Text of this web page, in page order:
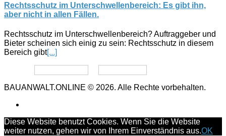
Rechtsschutz im Unterschwellenbereich: Es gibt ihn,
aber nicht in allen Fällen.
Rechtsschutz im Unterschwellenbereich? Auftraggeber und
Bieter scheinen sich einig zu sein: Rechtsschutz in diesem
Bereich gibt[...]
BAUANWALT.ONLINE © 2026. Alle Rechte vorbehalten.
Diese Website benutzt Cookies. Wenn Sie die Website
weiter nutzen, gehen wir von Ihrem Einverständnis aus.OK